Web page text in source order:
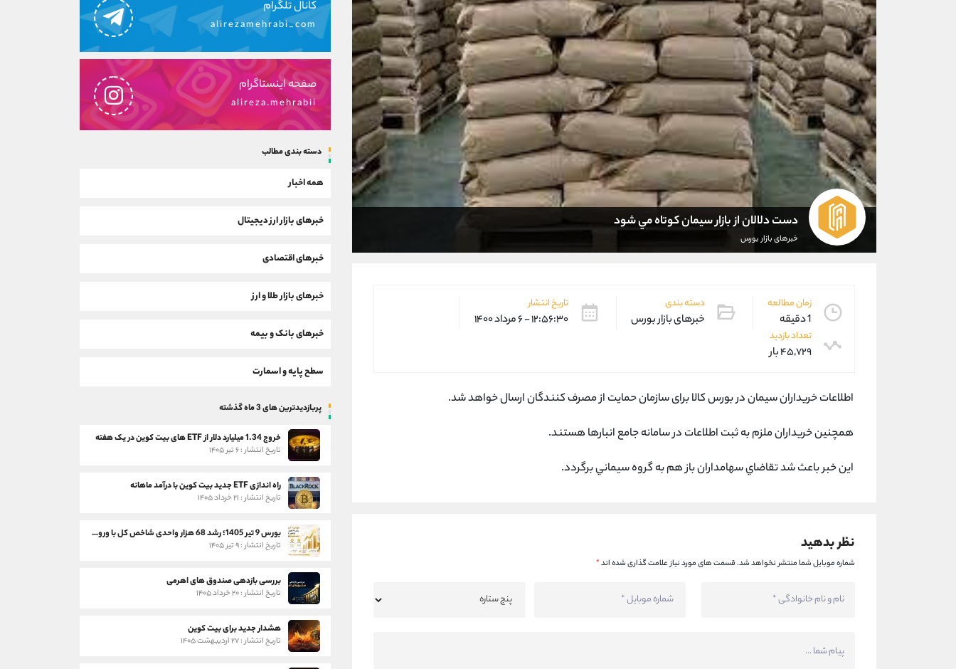
دست دلالان از بازار سيمان كوتاه مي شود
خبرهای بازار بورس
زمان مطالعه
1 دقیقه
دسته بندی
خبرهای بازار بورس
تاریخ انتشار
۱۲:۵۶:۳۰ - ۶ مرداد ۱۴۰۰
تعداد بازدید
۴۵,۷۲۹ بار
اطلاعات خریداران سیمان در بورس کالا برای سازمان حمایت از مصرف كنندگان ارسال خواهد شد.
همچنین خریداران ملزم به ثبت اطلاعات در سامانه جامع انبارها هستند.
اين خبر باعث شد تقاضاي سهامداران باز هم به گروه سيماني برگردد.
نظر بدهید
شماره موبایل شما منتشر نخواهد شد.قسمت های مورد نیاز علامت گذاری شده اند*
کانال تلگرام
alirezamehrabi_com
صفحه اینستاگرام
alireza.mehrabii
دسته بندی مطالب
همه اخبار
خبرهای بازار ارز دیجیتال
خبرهای اقتصادی
خبرهای بازار طلا و ارز
خبرهای بانک و بیمه
سطح پایه و اسمارت
پربازدیدترین های 3 ماه گذشته
خروج 1.34 میلیارد دلار از ETF های بیت کوین در یک هفته
تاریخ انتشار : ۶ تیر ۱۴۰۵
راه اندازی ETF جدید بیت کوین با درآمد ماهانه
تاریخ انتشار : ۲۱ خرداد ۱۴۰۵
بورس 9 تیر 1405؛ رشد 68 هزار واحدی شاخص کل با ورود 3 همت پول حقیقی
تاریخ انتشار : ۹ تیر ۱۴۰۵
بررسی بازدهی صندوق های اهرمی
تاریخ انتشار : ۲۰ خرداد ۱۴۰۵
هشدار جدید برای بیت کوین
تاریخ انتشار : ۲۷ اردیبهشت ۱۴۰۵